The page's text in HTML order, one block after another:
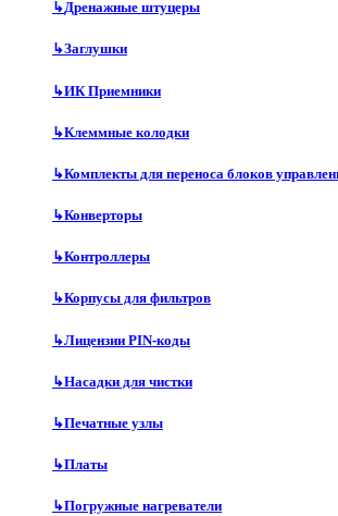
↳Дренажные штуцеры
↳Заглушки
↳ИК Приемники
↳Клеммные колодки
↳Комплекты для переноса блоков
↳Конверторы
↳Контроллеры
↳Корпусы для фильтров
↳Лицензии PIN-коды
↳Насадки для чистки
↳Печатные узлы
↳Платы
↳Погружные нагреватели